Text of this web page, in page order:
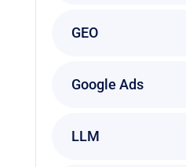
GEO
Google Ads
LLM